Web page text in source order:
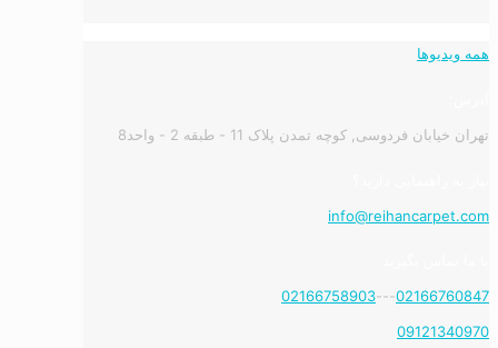
همه ویدیوها
تهران خیابان فردوسی, کوچه تمدن پلاک 11 - طبقه 2 - واحد8
info@reihancarpet.com
02166760847
---
02166758903
09121340970